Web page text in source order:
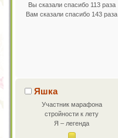
Вы сказали спасибо 113 раза
Вам сказали спасибо 143 раза
Яшка
Участник марафона
стройности к лету
Я – легенда